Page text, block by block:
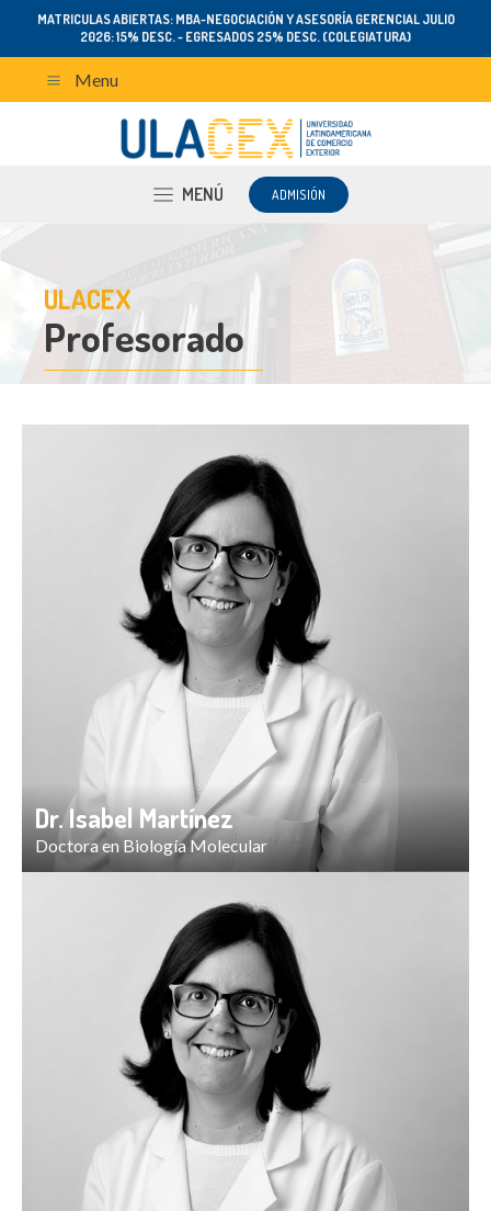
MATRICULAS ABIERTAS: MBA-NEGOCIACIÓN Y ASESORÍA GERENCIAL JULIO
2026: 15% DESC. - EGRESADOS 25% DESC. (COLEGIATURA)
Menu
MENÚ ADMISIÓN
ULACEX
Profesorado
Dr. Isabel Martínez
Doctora en Biología Molecular